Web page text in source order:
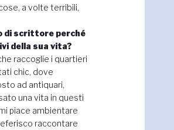
a volte terribili,
di scrittore perché
della sua vita?
raccoglie i quartieri
chic, dove
ad antiquari,
una vita in questi
piace ambientare
raccontare